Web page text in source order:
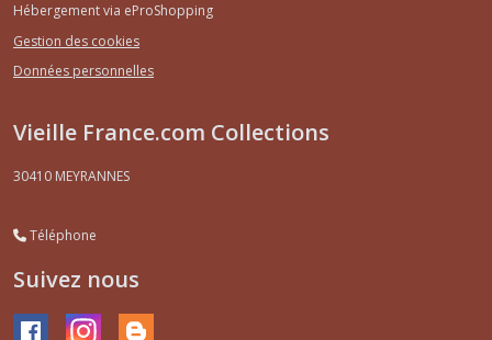
Hébergement via eProShopping
Gestion des cookies
Données personnelles
Vieille France.com Collections
30410 MEYRANNES
Téléphone
Suivez nous